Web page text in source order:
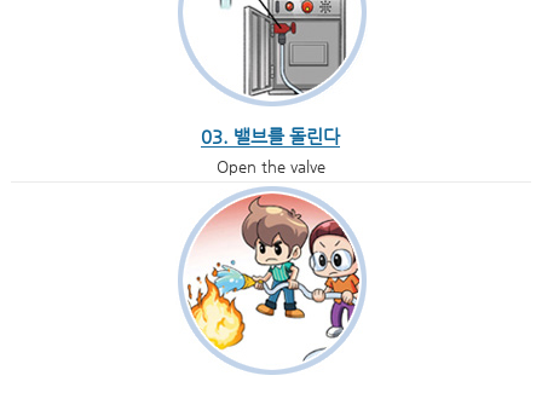
03. 밸브를 돌린다
Open the valve